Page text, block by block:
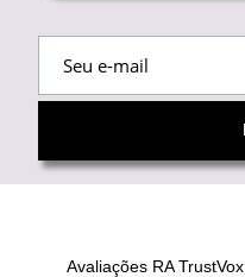
Avaliações RA TrustVox